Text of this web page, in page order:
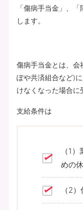
「傷病手当金」、
します。
傷病手当金とは、会
ぽや共済組合など)
けなくなった場合に
支給条件は
（1
めの
（2